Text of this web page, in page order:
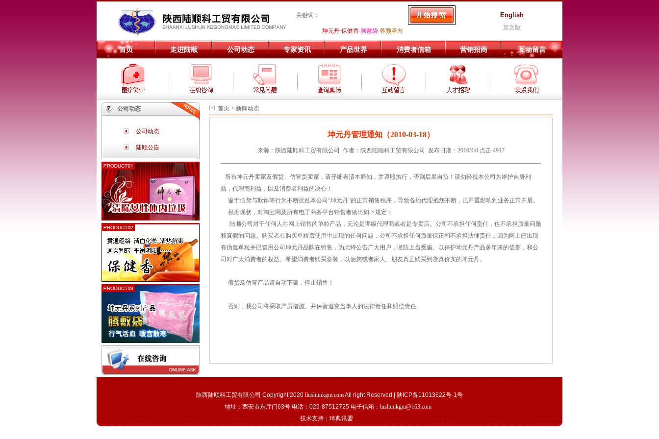
关键词：
坤元丹 保健香 腾敷袋 养颜圣方
English
英文版
首页 走进陆顺 公司动态 专家资讯 产品世界 消费者信箱 营销招商 互动留言
公司动态
公司动态
陆顺公告
首页 > 新闻动态
坤元丹管理通知（2010-03-18）
来源：陕西陆顺科工贸有限公司 作者：陕西陆顺科工贸有限公司 发布日期：2010/4/8 点击:4917
所有坤元丹卖家及假货、仿冒货卖家，请仔细看清本通知，并遵照执行，否则后果自负！请勿轻视本公司为维护自身利
益，代理商利益，以及消费者利益的决心！
鉴于假货与欺诈等行为不断扰乱本公司“坤元丹”的正常销售秩序，导致各地代理抱怨不断，已严重影响到业务正常开展。
根据现状，对淘宝网及所有电子商务平台销售者做出如下规定：
陆顺公司对于任何人在网上销售的单粒产品，无论是哪级代理商或者是专卖店。公司不承担任何责任，也不承担质量问题
和真假的问题。购买者在购买单粒后使用中出现的任何问题，公司不承担任何质量保正和不承担法律责任，因为网上已出现
有伪造单粒并已冒用公司坤元丹品牌在销售，为此特公告广大用户，谨防上当受骗。以保护坤元丹产品多年来的信誉，和公
司对广大消费者的权益。希望消费者购买盒装，以便您或者家人、朋友真正购买到货真价实的坤元丹。
假货及仿冒产品请自动下架，停止销售！
否则，我公司将采取严厉措施。并保留追究当事人的法律责任和赔偿责任。
陕西陆顺科工贸有限公司 Copyright 2020llushunkgm.comAll right Reserved |陕ICP备11013622号-1号
地址：西安市东厅门63号 电话：029-87512725电子信箱：lushunkgm@163.com
技术支持：琦典讯盟